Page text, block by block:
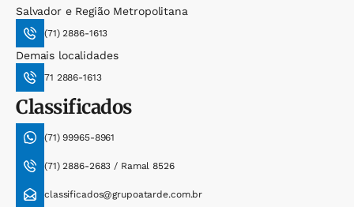
Salvador e Região Metropolitana
(71) 2886-1613
Demais localidades
71 2886-1613
Classificados
(71) 99965-8961
(71) 2886-2683 / Ramal 8526
classificados@grupoatarde.com.br